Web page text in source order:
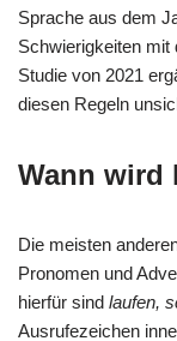
Sprache aus dem
Schwierigkeiten mit
Studie von 2021
diesen Regeln
Wann wird
Die meisten
Pronomen und
hierfür sind laufen,
Ausrufezeichen